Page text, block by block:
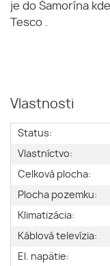
je do Šamorína
Tesco .
Vlastnosti
Status:
Vlastníctvo:
Celková plocha:
Plocha pozemku:
Klimatizácia:
Káblová televízia:
El. napätie: